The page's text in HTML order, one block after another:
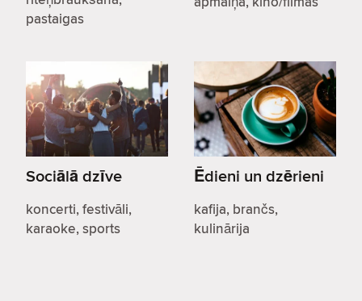
pastaigas
Sociālā dzīve
koncerti, festivāli,
karaoke, sports
Ēdieni un dzērieni
kafija, brančs,
kulinārija